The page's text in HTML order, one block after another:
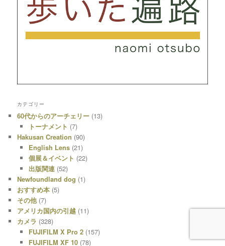
カテゴリー
60代からのアーチェリー (13)
トーナメント (7)
Hakusan Creation (90)
English Lens(21)
個展＆イベント (22)
出版関連(52)
Newfoundland dog (1)
おすすめ本 (5)
その他(7)
アメリカ国内の引越 (11)
カメラ (328)
FUJIFILM X Pro 2(157)
FUJIFILM XF 10(78)